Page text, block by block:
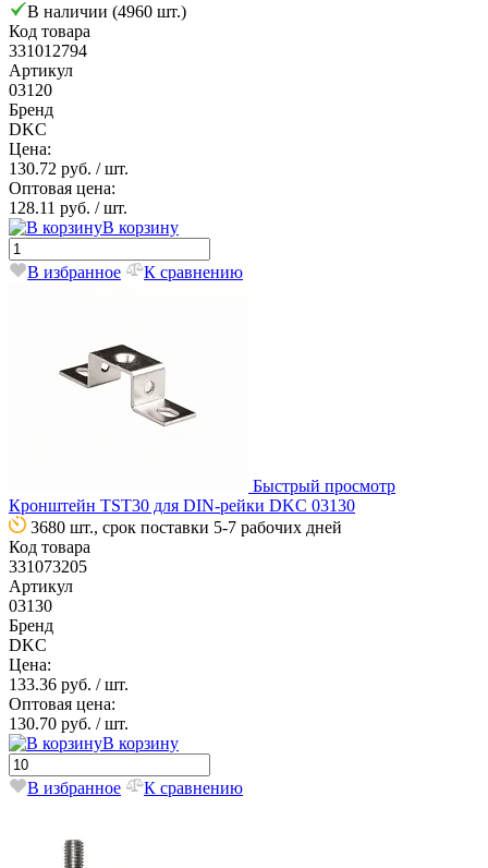
В наличии (4960 шт.)
Код товара
331012794
Артикул
03120
Бренд
DKC
Цена:
130.72 руб. / шт.
Оптовая цена:
128.11 руб. / шт.
В корзину
В избранное К сравнению
Быстрый просмотр
Кронштейн TST30 для DIN-рейки DKC 03130
3680 шт., срок поставки 5-7 рабочих дней
Код товара
331073205
Артикул
03130
Бренд
DKC
Цена:
133.36 руб. / шт.
Оптовая цена:
130.70 руб. / шт.
В корзину
В избранное К сравнению